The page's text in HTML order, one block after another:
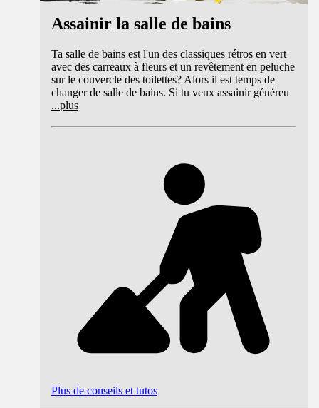
Assainir la salle de bains
Ta salle de bains est l'un des classiques rétros en vert
avec des carreaux à fleurs et un revêtement en peluche
sur le couvercle des toilettes? Alors il est temps de
changer de salle de bains. Si tu veux assainir généreu
...plus
Plus de conseils et tutos